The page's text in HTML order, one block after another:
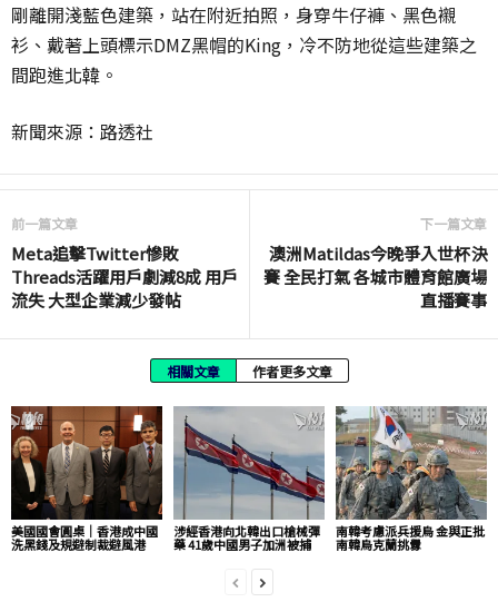
剛離開淺藍色建築，站在附近拍照，身穿牛仔褲、黑色襯
衫、戴著上頭標示DMZ黑帽的King，冷不防地從這些建築之
間跑進北韓。
新聞來源：路透社
前一篇文章
Meta追擊Twitter慘敗
Threads活躍用戶劇減8成 用戶
流失 大型企業減少發帖
下一篇文章
澳洲Matildas今晚爭入世杯決
賽 全民打氣 各城市體育館廣場
直播賽事
相關文章 作者更多文章
美國國會圓桌｜香港成中國
洗黑錢及規避制裁避風港
涉經香港向北韓出口槍械彈
藥 41歲中國男子加洲被捕
南韓考慮派兵援烏 金與正批
南韓烏克蘭挑釁